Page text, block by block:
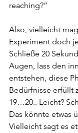
reaching?”
Also, vielleicht
Experiment doch
Schließe 20
Augen, lass den
entstehen, diese
Bedürfnisse
19…20.. Leicht?
Das könnte etwas
Vielleicht sagt es